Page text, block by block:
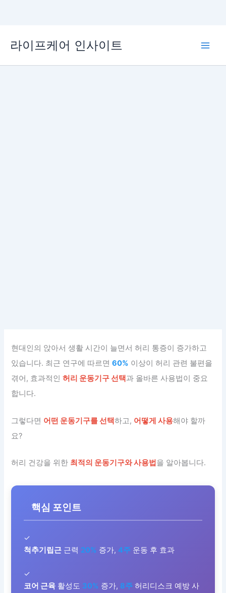
로
라이프케어 인사이트
현대인의 앉아서 생활 시간이 늘면서 허리 통증이 증가하고
있습니다. 최근 연구에 따르면60% 이상이 허리 관련 불편을
겪어, 효과적인허리 운동기구 선택과 올바른 사용법이 중요
합니다.
그렇다면 어떤 운동기구를 선택하고, 어떻게 사용해야 할까
요?
허리 건강을 위한 최적의 운동기구와 사용법을 알아봅니다.
핵심 포인트
✓
척추기립근 근력 20% 증가,4주 운동 후 효과
✓
코어 근육 활성도 30% 증가, 8주 허리디스크 예방 사